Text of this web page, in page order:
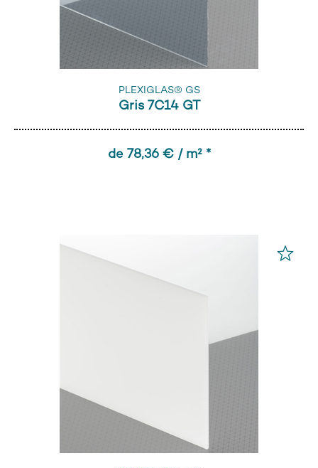
PLEXIGLAS® GS
Gris 7C14 GT
de 78,36 € / m² *